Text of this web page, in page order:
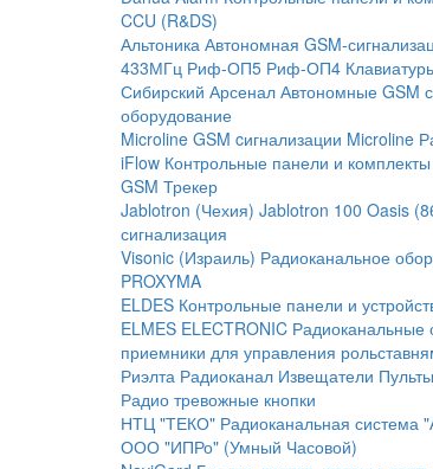
CCU (R&DS)
Альтоника Автономная GSM-
433МГц Риф-ОП5 Риф-ОП4
Сибирский Арсенал Автономные GSM
оборудование
Microline GSM cигнализации Microline
iFlow Контрольные панели и комплекты
GSM Трекер
Jablotron (Чехия) Jablotron 100 Oasis
сигнализация
Visonic (Израиль) Радиоканальное
PROXYMA
ELDES Контрольные панели и
ELMES ELECTRONIC Радиоканальные
приемники для управления
Риэлта Радиоканал Извещатели
Радио тревожные кнопки
НТЦ "ТЕКО" Радиоканальная система
ООО "ИПРо" (Умный Часовой)